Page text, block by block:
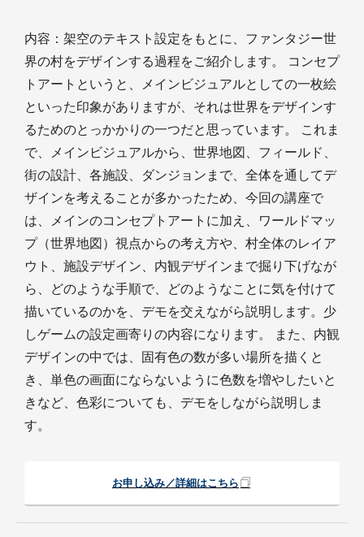
内容：架空のテキスト設定をもとに、ファンタジー世
界の村をデザインする過程をご紹介します。 コンセプ
トアートというと、メインビジュアルとしての一枚絵
といった印象がありますが、それは世界をデザインす
るためのとっかかりの一つだと思っています。 これま
で、メインビジュアルから、世界地図、フィールド、
街の設計、各施設、ダンジョンまで、全体を通してデ
ザインを考えることが多かったため、今回の講座で
は、メインのコンセプトアートに加え、ワールドマッ
プ（世界地図）視点からの考え方や、村全体のレイア
ウト、施設デザイン、内観デザインまで掘り下げなが
ら、どのような手順で、どのようなことに気を付けて
描いているのかを、デモを交えながら説明します。少
しゲームの設定画寄りの内容になります。 また、内観
デザインの中では、固有色の数が多い場所を描くと
き、単色の画面にならないように色数を増やしたいと
きなど、色彩についても、デモをしながら説明しま
す。
お申し込み／詳細はこちら